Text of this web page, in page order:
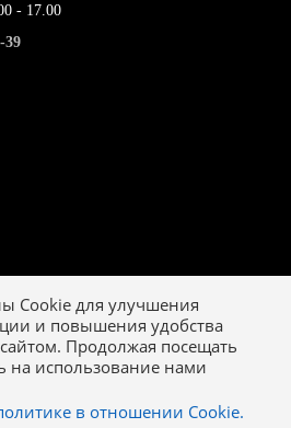
Cookie для улучшения
и повышения удобства
Продолжая посещать
на использование нами
в отношении Cookie.
- 17.00
39